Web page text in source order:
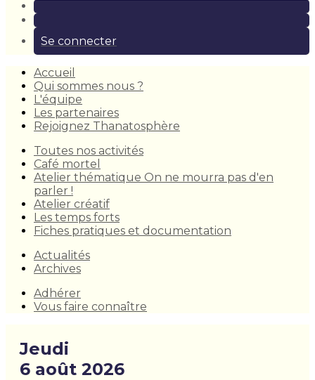
Se connecter
Accueil
Qui sommes nous ?
L'équipe
Les partenaires
Rejoignez Thanatosphère
Toutes nos activités
Café mortel
Atelier thématique On ne mourra pas d'en
parler !
Atelier créatif
Les temps forts
Fiches pratiques et documentation
Actualités
Archives
Adhérer
Vous faire connaître
Jeudi
6 août 2026